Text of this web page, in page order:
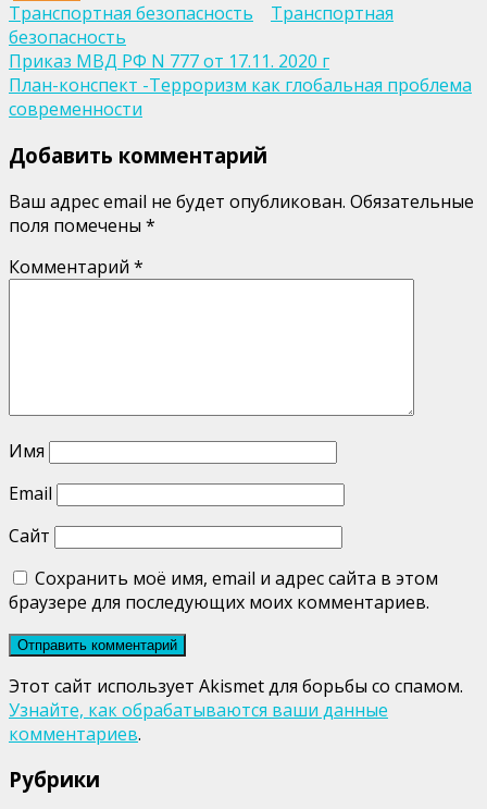
Транспортная безопасность
Транспортная
безопасность
Навигация
по
записям
Приказ МВД РФ N 777 от 17.11. 2020 г
План-конспект -Терроризм как глобальная проблема
современности
Добавить комментарий
Ваш адрес email не будет опубликован. Обязательные
поля помечены *
Комментарий *
Имя
Email
Сайт
Сохранить моё имя, email и адрес сайта в этом
браузере для последующих моих комментариев.
Этот сайт использует Akismet для борьбы со спамом.
Узнайте, как обрабатываются ваши данные
комментариев.
Рубрики